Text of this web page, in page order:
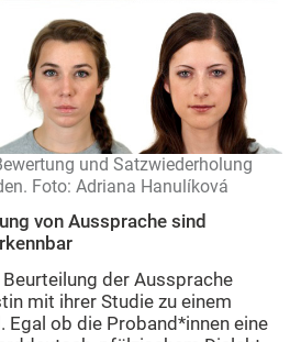
und Satzwiederholung
Foto: Adriana Hanulíková
von Aussprache sind
der Aussprache
mit ihrer Studie zu einem
Egal ob die Proband*innen eine